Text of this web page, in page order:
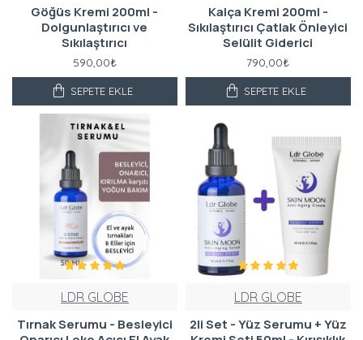
Göğüs Kremi 200ml -
Dolgunlaştırıcı ve
Sıkılaştırıcı
590,00₺
SEPETE EKLE
Kalça Kremi 200ml -
Sıkılaştırıcı Çatlak Önleyici
Selülit Giderici
790,00₺
SEPETE EKLE
LDR GLOBE
Tırnak Serumu - Besleyici
LDR GLOBE
2li Set - Yüz Serumu + Yüz